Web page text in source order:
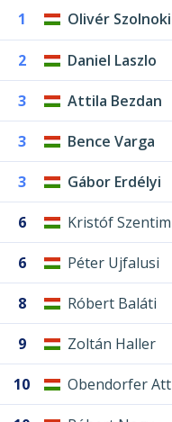
1 Olivér Szolnoki
2 Daniel Laszlo
3 Attila Bezdan
3 Bence Varga
3 Gábor Erdélyi
6 Kristóf
6 Péter Ujfalusi
8 Róbert Baláti
9 Zoltán Haller
10 Obendorfer